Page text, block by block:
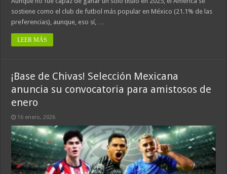
sostiene como el club de futbol más popular en México (21.1% de las
preferencias), aunque, eso sí, …
LEER MÁS
¡Base de Chivas! Selección Mexicana
anuncia su convocatoria para amistosos de
enero
16 enero, 2026